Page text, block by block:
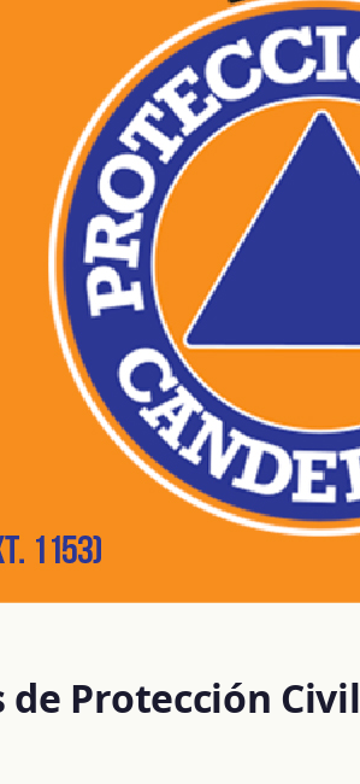
de Protección Civil